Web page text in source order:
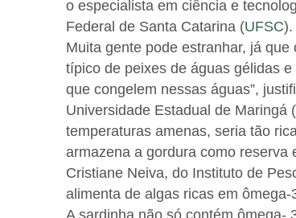
o especialista em ciência e
Federal de Santa Catarina (UFSC).
Muita gente pode estranhar, já
típico de peixes de águas gélidas
que congelem nessas águas”,
Universidade Estadual de Maringá (
temperaturas amenas, seria tão
armazena a gordura como reserva
Cristiane Neiva, do Instituto de
alimenta de algas ricas em ômega-